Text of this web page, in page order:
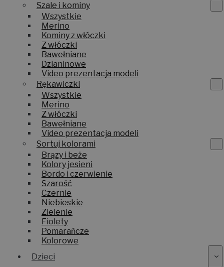
Szale i kominy
Wszystkie
Merino
Kominy z włóczki
Z włóczki
Bawełniane
Dzianinowe
Video prezentacja modeli
Rękawiczki
Wszystkie
Merino
Z włóczki
Bawełniane
Video prezentacja modeli
Sortuj kolorami
Brązy i beże
Kolory jesieni
Bordo i czerwienie
Szarość
Czernie
Niebieskie
Zielenie
Fiolety
Pomarańcze
Kolorowe
Dzieci